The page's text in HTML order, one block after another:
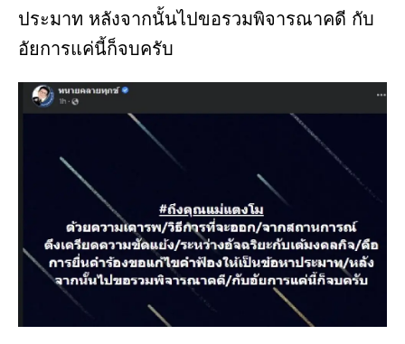
ประมาท หลังจากนั้นไปขอรวมพิจารณาคดี กับ
อัยการแค่นี้ก็จบครับ